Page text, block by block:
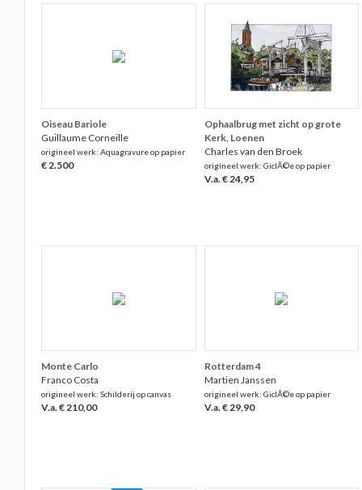
Oiseau Bariole
Guillaume Corneille
origineel werk: Aquagravure op papier
€ 2.500
Ophaalbrug met zicht op grote
Kerk, Loenen
Charles van den Broek
origineel werk: GiclÃ©e op papier
V.a. € 24,95
Monte Carlo
Franco Costa
origineel werk: Schilderij op canvas
V.a. € 210,00
Rotterdam 4
Martien Janssen
origineel werk: GiclÃ©e op papier
V.a. € 29,90